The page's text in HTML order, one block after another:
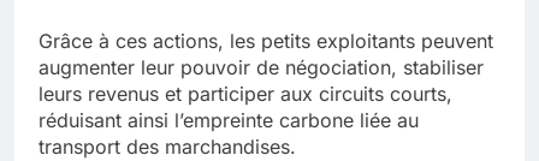
Grâce à ces actions, les petits exploitants peuvent
augmenter leur pouvoir de négociation, stabiliser
leurs revenus et participer aux circuits courts,
réduisant ainsi l’empreinte carbone liée au
transport des marchandises.